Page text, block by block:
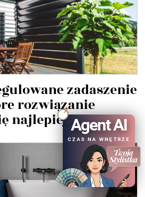
zadaszenie
rozwiązanie
najlepiej?Agent AI
CZAS NA WNĘTRZE